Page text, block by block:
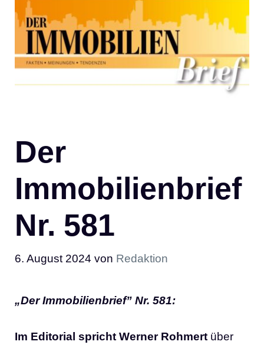
Der
Immobilienbrief
Nr. 581
6. August 2024 von Redaktion
„Der Immobilienbrief” Nr. 581:
Im Editorial spricht Werner Rohmert über